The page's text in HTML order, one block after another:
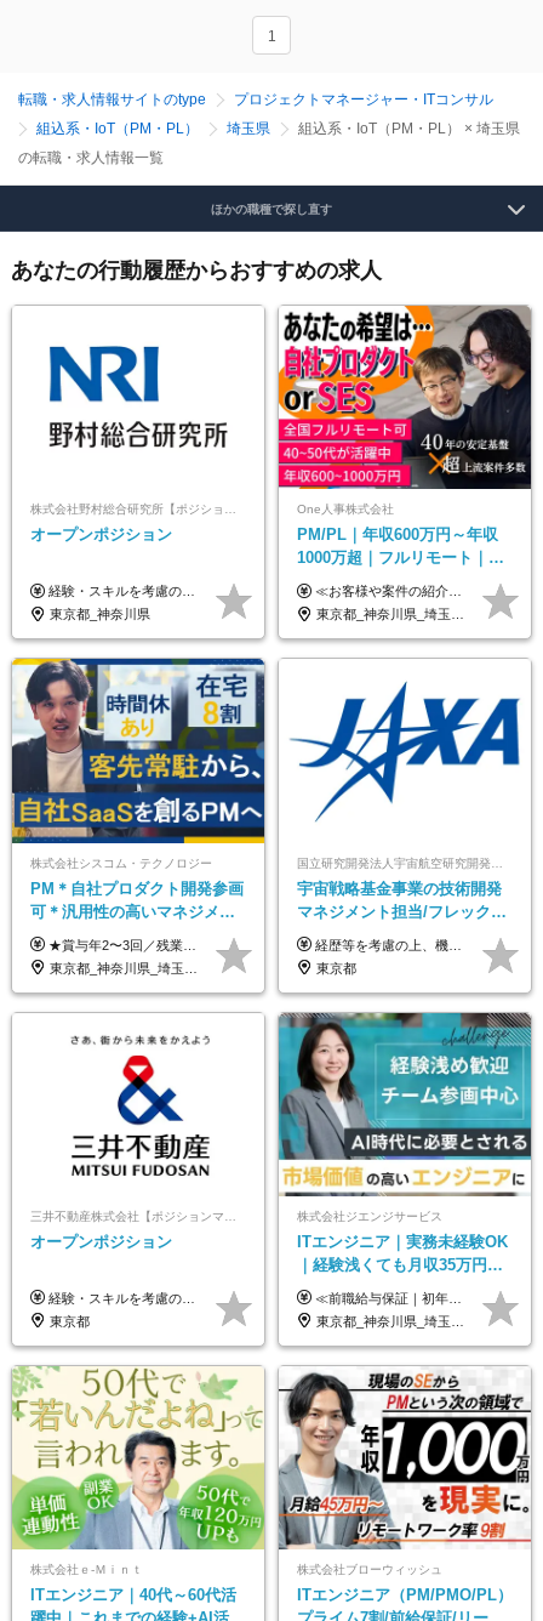
1
転職・求人情報サイトのtype
プロジェクトマネージャー・ITコンサル
組込系・IoT（PM・PL）
埼玉県
組込系・IoT（PM・PL） × 埼玉県
の転職・求人情報一覧
ほかの職種で探し直す
あなたの行動履歴からおすすめの求人
株式会社野村総合研究所【ポジションマッチ登録】
オープンポジション
経験・スキルを考慮の上、決定します。
東京都_神奈川県
One人事株式会社
PM/PL｜年収600万円～年収
1000万超｜フルリモート｜
SIerへの変革期をリード＆自
社サービス
≪お客様や案件の紹介によりインセンティブを支給！≫ 月給40万円以上＋賞与年2回＋インセンティブ ◎経験やスキルを考慮の上、優遇します ◎上記月給は固定残業代月45時間分(月額9万1040円以上)を含みます。超過した場合は全額追加支給します ◎試用期間3カ月あり(給与や福利厚生等は同じです) ＜年収例＞ 36歳／PL（元SE）／580万円 / 官公庁向けWebシステム開発 ※メンバーから2年でPLへ昇格 41歳／SL／616万円 / メーカー向けWebサイト開発 46歳／PL／742万円 / 金融情報連携システム開発 52歳 / PM / 952万円 / 信販システムの再構築 55歳 / PM / 910万円 / 製造業向け基盤構築開発
東京都_神奈川県_埼玉県_千葉県_大阪府_愛知県_北海道_青森県_岩手県_宮城県_秋田県_山形県_福島県_茨城県_栃木県_群馬県_新潟県_山梨県_長野県_富山県_石川県_福井県_静岡県_岐阜県_三重県_兵庫県_京都府_滋賀県_奈良県_和歌山県_広島県_岡山県_鳥取県_島根県_山口県_徳島県_香川県_愛媛県_高知県_福岡県_熊本県_佐賀県_長崎県_大分県_宮崎県_鹿児島県_沖縄県
株式会社シスコム・テクノロジー
PM＊自社プロダクト開発参画
可＊汎用性の高いマネジメン
トスキル＊年収1000万以上可
★賞与年2〜3回／残業代全額支給／子ども手当（月1万円）／誕生日手当（年1回1万円）★ ＜初年度の想定年収:600万円～800万円＞ 月給50万7000円～70万4000円＋賞与年2回＋決算賞与 ※経験・能力を考慮のうえ決定します。 ※専門性を高めながらチームを牽引する「プロジェクト推進力」を高く評価し、給与へダイレクトに反映します。 ※試用期間6ヶ月（待遇変動なし） 年収800万円以上も⽬指せます。 経験・スキル・前職給与を最大限に考慮し、 ご納得いただける条件を提示します。 【賞与】 年2〜3回支給（7月・12月＋業績により決算賞与） 当社では、目の前の案件による固定報酬だけが評価の全てではありません。 メンバー育成、現場でのポジション拡大、 ナレッジの共有、そして組織づくりへの参画など、 「会社への貢献度（ビジネスプロセス）」 を昇給・賞与へダイレクトに反映しています。 専門性を高める「技術」と、チームを前進させる「プロジェクト推進」。 この両輪を回すことで、確かなスキル成長と年収アップを同時に実現できる環境です。
東京都_神奈川県_埼玉県_千葉県
宇宙戦略基金事業の技術開発
マネジメント担当/フレックス
制/リモート活用/異業種出身者
歓迎/国家プロジェクト
経歴等を考慮の上、機構の規定により決定します。 ＜大学卒業後、正規社員として民間企業に3年勤務した場合＞ ・月給30万円以上 ・年収470万円以上 年収概算を試算する場合は以下をご確認ください。 https://www.jaxa.jp/about/employ/trial_j.html ■昇給年1回、賞与年2回 ■諸手当（住居手当、通勤手当他） ■退職金制度あり ※年収470万円～ ※超過勤務分は別途支給します。 ※6ヶ月の試用期間あり。その間の待遇・給与に差異はありません。
東京都
オープンポジション
経験・スキルを考慮の上、決定します。 ▼参考情報 ----------------------- ＜想定年収850万円～1,500万円（基礎給与・賞与2回含む）＞ 月給42万円～ ※時間外勤務手当・諸手当等別途 ※試用期間3ヶ月 ※残業手当有り
東京都
株式会社ジエンジサービス
ITエンジニア｜実務未経験OK
｜経験浅くても月収35万円～
｜チーム参画中心｜フルリモ
ート可｜自社サービスあり
≪前職給与保証｜初年度想定年収420万円～≫ 月給35万円以上＋決算賞与＋交通費 ※スキル・経験を考慮の上、優遇します ※上記月給には固定残業代月20時間分(4万5000円以上)を含みます。超過した場合は、その分追加支給します ※試用期間3～6ヵ月は固定残業代なし(雇用形態やその他待遇・福利厚生は同じです) ＝＝＝＝＝＝＝＝＝＝＝ ▼実力と成長にこだわった評価制度▼ 年2回の評価で昇給・昇格が決まります。 評価は、就業先のお客様からの評価をベースに、目標達成状況やプロジェクトでの役割・貢献度などを総合的に判断して決定します。 日々の働きぶりを実際に見ているお客様の声を反映することで、より公平で納得感のある評価を実現しています。 また、評価後は面談を通じてフィードバックを行い、今後の成長やキャリアについて一緒に考えていきます。 ▼成長につながる目標設定▼ 半期ごとに、具体的な行動ベースの目標を設定し、その達成度や取り組みのプロセスを評価に反映します。 目標は、お客様からのフィードバックや現場での課題をもとに設定するため、「今何を伸ばすべきか」が明確になります。 また、上司との面談を通じて振り返りと次の目標設定を行い、継続的なスキルアップと市場価値の向上を支援しています。
東京都_神奈川県_埼玉県_千葉県_大阪府_愛知県_北海道_青森県_岩手県_宮城県_秋田県_山形県_福島県_茨城県_栃木県_群馬県_新潟県_山梨県_長野県_富山県_石川県_福井県_静岡県_岐阜県_三重県_兵庫県_京都府_滋賀県_奈良県_和歌山県_広島県_岡山県_鳥取県_島根県_山口県_徳島県_香川県_愛媛県_高知県_福岡県_熊本県_佐賀県_長崎県_大分県_宮崎県_鹿児島県_沖縄県
株式会社ｅ‐Ｍｉｎｔ
ITエンジニア｜40代～60代活
株式会社ブローウィッシュ
ITエンジニア（PM/PMO/PL）